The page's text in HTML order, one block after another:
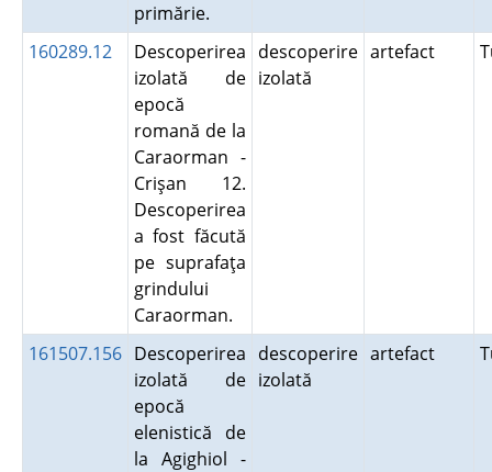
primărie.
160289.12
Descoperirea
izolată de
epocă
romană de la
Caraorman -
Crişan 12.
Descoperirea
a fost făcută
pe suprafaţa
grindului
Caraorman.
descoperire
izolată
artefact
161507.156 Descoperirea
izolată de
epocă
elenistică de
la Agighiol -
descoperire
izolată
artefact